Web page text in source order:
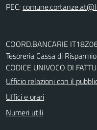
PEC:
COORD.BANCARIE
Tesoreria Cassa di
CODICE UNIVOCO DI
Ufficio relazioni con il
Uffici e orari
Numeri utili